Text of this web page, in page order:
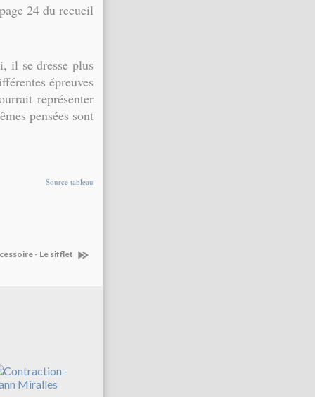
24 du recueil
se dresse plus
épreuves
représenter
pensées sont
Source tableau
- Le sifflet